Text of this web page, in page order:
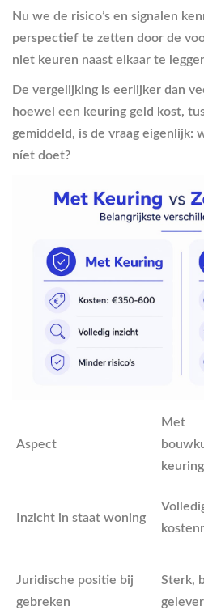
Nu we de risico’s en signalen
perspectief te zetten door de
niet keuren naast elkaar te
De vergelijking is eerlijker dan
hoewel een keuring geld kost,
gemiddeld, is de vraag eigenlijk:
níet doet?
Aspect
Met
keuring
Inzicht in staat woning
Juridische positie bij
gebreken
Sterk,